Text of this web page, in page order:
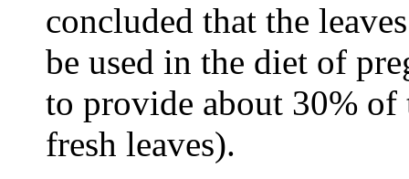
concluded that the
be used in the diet of
to provide about 30%
fresh leaves).